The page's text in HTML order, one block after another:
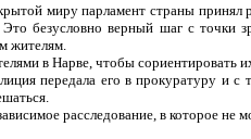
миру парламент страны принял
безусловно верный шаг с точки
жителям.
в Нарве, чтобы
передала его в прокуратуру и с
расследование, в которое